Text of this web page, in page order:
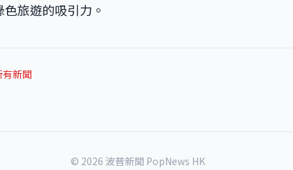
旅遊的吸引力。
新聞
© 2026 波普新聞 PopNews HK